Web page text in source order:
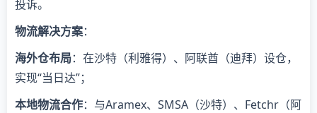
投诉。
物流解决方案：
海外仓布局：在沙特（利雅得）、阿联酋（迪拜）设仓，
实现“当日达”；
本地物流合作：与Aramex、SMSA（沙特）、Fetchr（阿